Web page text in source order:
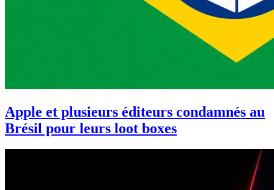
Apple et plusieurs éditeurs condamnés au
Brésil pour leurs loot boxes